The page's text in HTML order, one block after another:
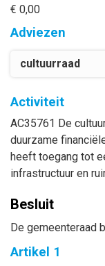
€ 0,00
Adviezen
cultuurraad
Activiteit
AC35761 De
duurzame
heeft toegang tot
infrastructuur en
Besluit
De gemeenteraad
Artikel 1